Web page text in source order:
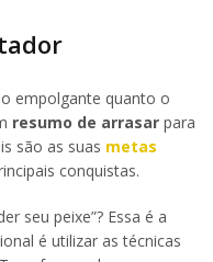
empolgante quanto o
resumo de arrasar para
são as suas metas
conquistas.
seu peixe”? Essa é a
é utilizar as técnicas